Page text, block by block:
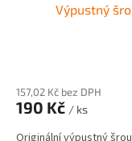
Výpustný
157,02 Kč bez DPH
190 Kč / ks
Originální výpustný